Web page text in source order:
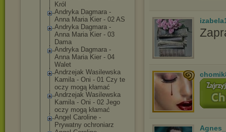
Król
Andryka Dagmara -
Anna Maria Kier - 02 AS
Andryka Dagmara -
Anna Maria Kier - 03
Dama
Andryka Dagmara -
Anna Maria Kier - 04
Walet
Andrzejak Wasilewska
Kamila - Oni - 01 Czy te
oczy mogą kłamać
Andrzejak Wasilewska
Kamila - Oni - 02 Jego
oczy mogą kłamać
Angel Caroline -
Prywatny ochroniarz